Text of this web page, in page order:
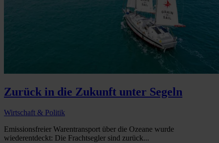
Zurück in die Zukunft unter Segeln
Wirtschaft & Politik
Emissionsfreier Warentransport über die Ozeane wurde
wiederentdeckt: Die Frachtsegler sind zurück...